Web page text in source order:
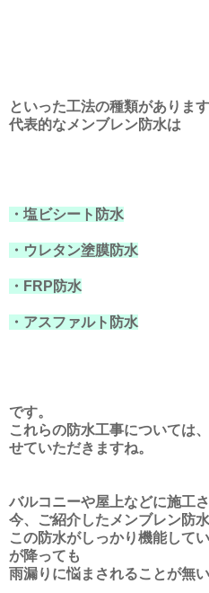
といった工法の種類があります
代表的なメンブレン防水は
・塩ビシート防水
・ウレタン塗膜防水
・FRP防水
・アスファルト防水
です。
これらの防水工事については
せていただきますね。
バルコニーや屋上などに施工
今、ご紹介したメンブレン防水
この防水がしっかり機能して
が降っても
雨漏りに悩まされることが無い